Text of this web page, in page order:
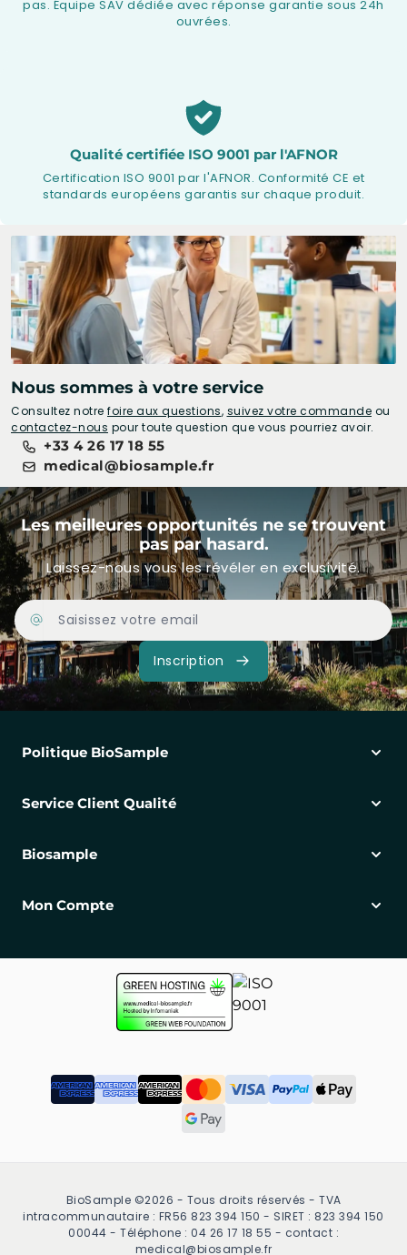
pas. Équipe SAV dédiée avec réponse garantie sous 24h
ouvrées.
Qualité certifiée ISO 9001 par l'AFNOR
Certification ISO 9001 par l'AFNOR. Conformité CE et
standards européens garantis sur chaque produit.
Nous sommes à votre service
Consultez notre foire aux questions, suivez votre commande ou
contactez-nous pour toute question que vous pourriez avoir.
+33 4 26 17 18 55
medical@biosample.fr
Les meilleures opportunités ne se trouvent
pas par hasard.
Laissez-nous vous les révéler en exclusivité.
Adresse Email
Inscription
Politique BioSample
Service Client Qualité
Biosample
Mon Compte
BioSample ©2026 - Tous droits réservés - TVA
intracommunautaire : FR56 823 394 150 - SIRET : 823 394 150
00044 - Téléphone : 04 26 17 18 55 - contact :
medical@biosample.fr